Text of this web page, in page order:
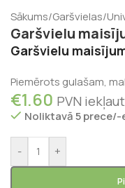
Sākums/Garšvielas/
Garšvielu
Garšvielu
Piemērots gulašam,
€1.60 PVN
Noliktavā 5 prece/-
- +